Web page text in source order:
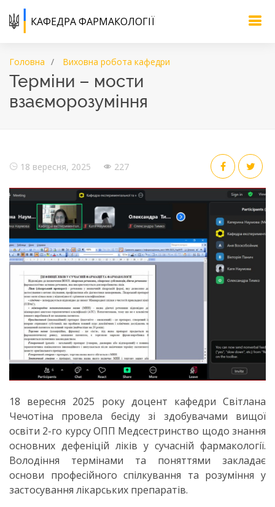
КАФЕДРА ФАРМАКОЛОГІЇ
Головна Виховна робота кафедри
Терміни – мости
взаєморозуміння
18 вересня, 2025 227
18 вересня 2025 року доцент кафедри Світлана
Чечотіна провела бесіду зі здобувачами вищої
освіти 2-го курсу ОПП Медсестринство щодо знання
основних дефеніцій ліків у сучасній фармакології.
Володіння термінами та поняттями закладає
основи професійного спілкування та розуміння у
застосування лікарських препаратів.